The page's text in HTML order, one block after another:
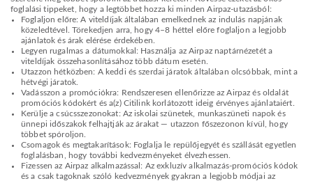
foglalási tippeket, hogy a legtöbbet hozza ki minden Airpaz-utazásból:
Foglaljon előre: A viteldíjak általában emelkednek az indulás napjának
közeledtével. Törekedjen arra, hogy 4–8 héttel előre foglaljon a legjobb
ajánlatok és árak elérése érdekében.
Legyen rugalmas a dátumokkal: Használja az Airpaz naptárnézetét a
viteldíjak összehasonlításához több dátum esetén.
Utazzon hétközben: A keddi és szerdai járatok általában olcsóbbak, mint a
hétvégi járatok.
Vadásszon a promóciókra: Rendszeresen ellenőrizze az Airpaz és oldalát
promóciós kódokért és a(z) Citilink korlátozott ideig érvényes ajánlataiért.
Kerülje a csúcsszezonokat: Az iskolai szünetek, munkaszüneti napok és
ünnepi időszakok felhajtják az árakat — utazzon főszezonon kívül, hogy
többet spóroljon.
Csomagok és megtakarítások: Foglalja le repülőjegyét és szállását egyetlen
foglalásban, hogy további kedvezményeket élvezhessen.
Fizessen az Airpaz alkalmazással: Az exkluzív alkalmazás-promóciós kódok
és a csak tagoknak szóló kedvezmények gyakran a legjobb módjai az